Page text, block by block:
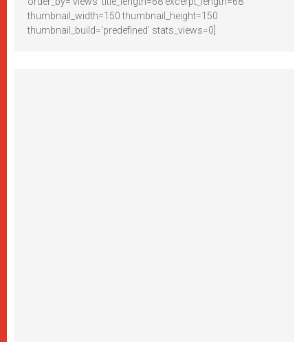
thumbnail_width=150 thumbnail_height=150
thumbnail_build='predefined' stats_views=0]